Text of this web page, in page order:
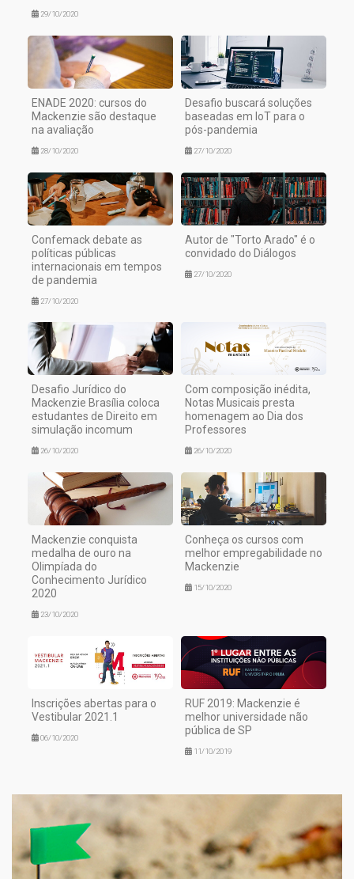
29/10/2020
ENADE 2020: cursos do
Mackenzie são destaque
na avaliação
28/10/2020
Desafio buscará soluções
baseadas em IoT para o
pós-pandemia
27/10/2020
Confemack debate as
políticas públicas
internacionais em tempos
de pandemia
27/10/2020
Autor de "Torto Arado" é o
convidado do Diálogos
27/10/2020
Desafio Jurídico do
Mackenzie Brasília coloca
estudantes de Direito em
simulação incomum
26/10/2020
Com composição inédita,
Notas Musicais presta
homenagem ao Dia dos
Professores
26/10/2020
Mackenzie conquista
medalha de ouro na
Olimpíada do
Conhecimento Jurídico
2020
23/10/2020
Conheça os cursos com
melhor empregabilidade no
Mackenzie
15/10/2020
Inscrições abertas para o
Vestibular 2021.1
06/10/2020
RUF 2019: Mackenzie é
melhor universidade não
pública de SP
11/10/2019